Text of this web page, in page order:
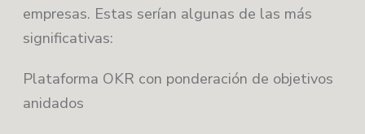
empresas. Estas serían algunas de las más
significativas:
Plataforma OKR con ponderación de objetivos
anidados